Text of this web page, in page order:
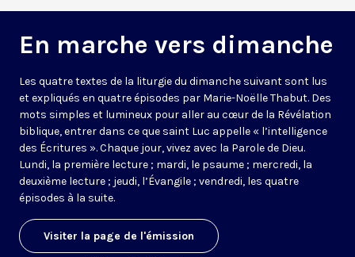
En marche vers dimanche
Les quatre textes de la liturgie du dimanche suivant sont lus
et expliqués en quatre épisodes par Marie-Noëlle Thabut. Des
mots simples et lumineux pour aller au cœur de la Révélation
biblique, entrer dans ce que saint Luc appelle « l’intelligence
des Écritures ». Chaque jour, vivez avec la Parole de Dieu.
Lundi, la première lecture ; mardi, le psaume ; mercredi, la
deuxième lecture ; jeudi, l’Évangile ; vendredi, les quatre
épisodes à la suite.
Visiter la page de l'émission